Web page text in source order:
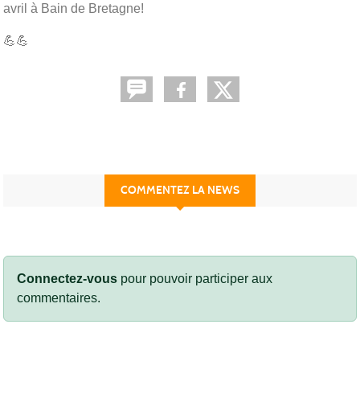
avril à Bain de Bretagne!
💪💪
COMMENTEZ LA NEWS
Connectez-vous pour pouvoir participer aux
commentaires.